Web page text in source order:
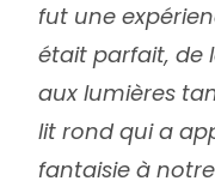
fut une
était parfait, de
aux lumières
lit rond qui a
fantaisie à